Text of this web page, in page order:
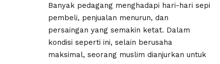
Banyak pedagang menghadapi hari-hari sepi
pembeli, penjualan menurun, dan
persaingan yang semakin ketat. Dalam
kondisi seperti ini, selain berusaha
maksimal, seorang muslim dianjurkan untuk